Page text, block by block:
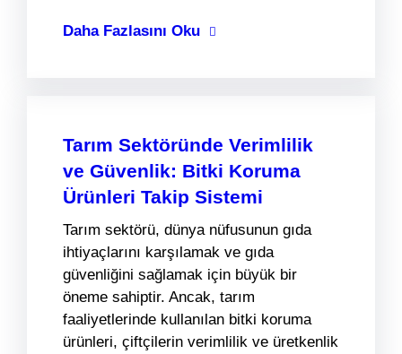
Daha Fazlasını Oku
Tarım Sektöründe Verimlilik
ve Güvenlik: Bitki Koruma
Ürünleri Takip Sistemi
Tarım sektörü, dünya nüfusunun gıda
ihtiyaçlarını karşılamak ve gıda
güvenliğini sağlamak için büyük bir
öneme sahiptir. Ancak, tarım
faaliyetlerinde kullanılan bitki koruma
ürünleri, çiftçilerin verimlilik ve üretkenlik